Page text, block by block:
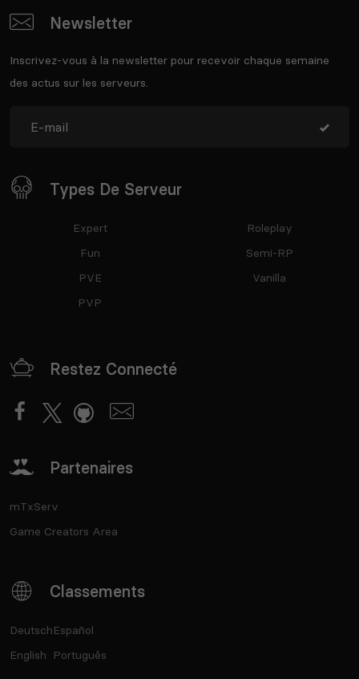
Newsletter
Inscrivez-vous à la newsletter pour recevoir chaque semaine
des actus sur les serveurs.
Types De Serveur
Expert
Fun
PVE
PVP
Roleplay
Semi-RP
Vanilla
Restez Connecté
Partenaires
mTxServ
Game Creators Area
Classements
Deutsch
English
Español
Português